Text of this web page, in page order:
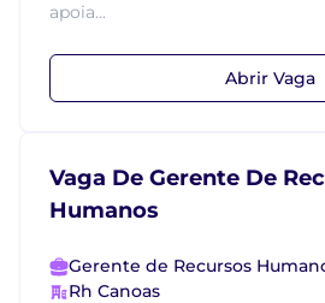
apoia...
Abrir Vaga
Vaga De Gerente De
Humanos
Gerente de Recursos
Rh Canoas